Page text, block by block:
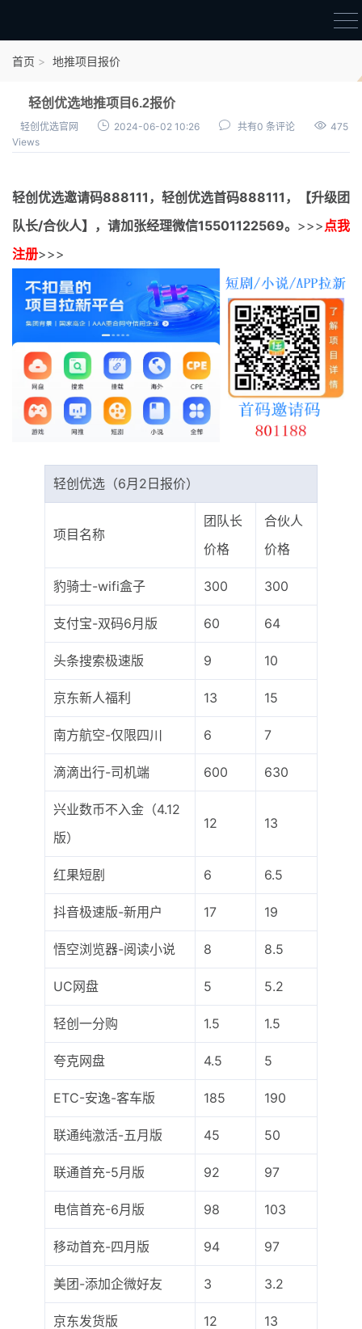
结算进度
团队长扶持
充场项目报价
无人直播
电商入门
最新通知
项目介绍
首页 地推项目报价
轻创优选地推项目6.2报价
轻创优选官网 2024-06-02 10:26 共有0 条评论
475
Views
轻创优选邀请码888111， 轻创优选首码888111，【升级团
队长/合伙人】，请加张经理微信15501122569。 >>>点我
注册>>>
轻创优选（6月2日报价）
项目名称
团队长
价格
合伙人
价格
豹骑士-wifi盒子 300 300
支付宝-双码6月版 60 64
头条搜索极速版 9 10
京东新人福利 13 15
南方航空-仅限四川 6 7
滴滴出行-司机端 600 630
兴业数币不入金（4.12
版）
12 13
红果短剧 6 6.5
抖音极速版-新用户 17 19
悟空浏览器-阅读小说 8 8.5
UC网盘 5 5.2
轻创一分购 1.5 1.5
夸克网盘 4.5 5
ETC-安逸-客车版 185 190
联通纯激活-五月版 45 50
联通首充-5月版 92 97
电信首充-6月版 98 103
移动首充-四月版 94 97
美团-添加企微好友 3 3.2
京东发货版 12 13